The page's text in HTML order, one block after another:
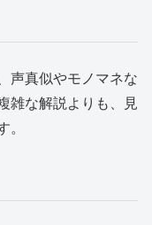
声真似やモノマネな
雑な解説よりも、見